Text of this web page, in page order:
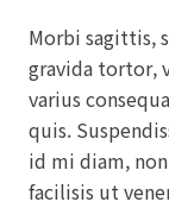
Morbi sagittis,
gravida tortor,
varius
quis.
id mi diam,
facilisis ut